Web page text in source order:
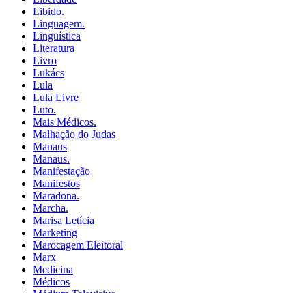
Libido.
Linguagem.
Linguística
Literatura
Livro
Lukács
Lula
Lula Livre
Luto.
Mais Médicos.
Malhação do Judas
Manaus
Manaus.
Manifestação
Manifestos
Maradona.
Marcha.
Marisa Letícia
Marketing
Marocagem Eleitoral
Marx
Medicina
Médicos